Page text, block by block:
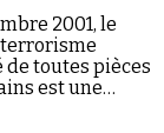
2001, le
toutes pièces
est une